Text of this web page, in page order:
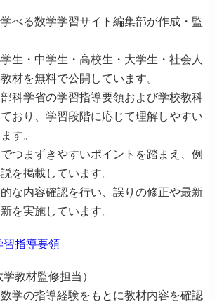
べる数学学習サイト編集部が作成・監
生・中学生・高校生・大学生・社会人
材を無料で公開しています。
科学省の学習指導要領および学校教科
おり、学習段階に応じて理解しやすい
す。
つまずきやすいポイントを踏まえ、例
を掲載しています。
な内容確認を行い、誤りの修正や最新
を実施しています。
習指導要領
教材監修担当）
学の指導経験をもとに教材内容を確認